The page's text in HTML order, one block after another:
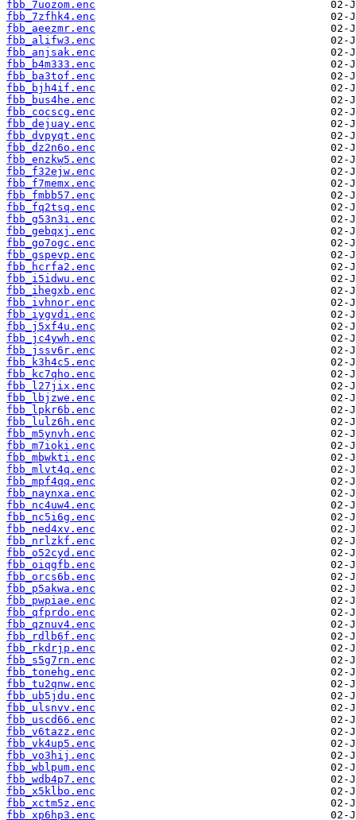
fbb_7uozom.enc
fbb_7zfhk4.enc
fbb_aeezmr.enc
fbb_alifw3.enc
fbb_anjsak.enc
fbb_b4m333.enc
fbb_ba3tof.enc
fbb_bjh4if.enc
fbb_bus4he.enc
fbb_cocscg.enc
fbb_dejuay.enc
fbb_dvpyqt.enc
fbb_dz2n6o.enc
fbb_enzkw5.enc
fbb_f32ejw.enc
fbb_f7memx.enc
fbb_fmbb57.enc
fbb_fq2tsq.enc
fbb_g53n3i.enc
fbb_gebqxj.enc
fbb_go7ogc.enc
fbb_gspevp.enc
fbb_hcrfa2.enc
fbb_i5idwu.enc
fbb_ihegxb.enc
fbb_ivhnor.enc
fbb_iygvdi.enc
fbb_j5xf4u.enc
fbb_jc4ywh.enc
fbb_jssv6r.enc
fbb_k3h4c5.enc
fbb_kc7qho.enc
fbb_l27jix.enc
fbb_lbjzwe.enc
fbb_lpkr6b.enc
fbb_lulz6h.enc
fbb_m5ynvh.enc
fbb_m7ioki.enc
fbb_mbwkti.enc
fbb_mlvt4q.enc
fbb_mpf4qq.enc
fbb_naynxa.enc
fbb_nc4uw4.enc
fbb_nc5i6g.enc
fbb_ned4xv.enc
fbb_nrlzkf.enc
fbb_o52cyd.enc
fbb_oiqgfb.enc
fbb_orcs6b.enc
fbb_p5akwa.enc
fbb_pwpiae.enc
fbb_qfprdo.enc
fbb_qznuv4.enc
fbb_rdlb6f.enc
fbb_rkdrjp.enc
fbb_s5g7rn.enc
fbb_tonehg.enc
fbb_tu2qnw.enc
fbb_ub5jdu.enc
fbb_ulsnvv.enc
fbb_uscd66.enc
fbb_v6tazz.enc
fbb_vk4up5.enc
fbb_vo3hij.enc
fbb_wblpum.enc
fbb_wdb4p7.enc
fbb_x5klbo.enc
fbb_xctm5z.enc
fbb_xp6hp3.enc